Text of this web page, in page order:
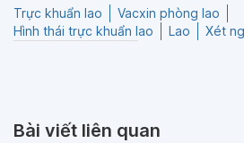
Trực khuẩn lao
Vacxin phòng lao
Hình thái trực khuẩn lao
Lao Xét
Bài viết liên quan